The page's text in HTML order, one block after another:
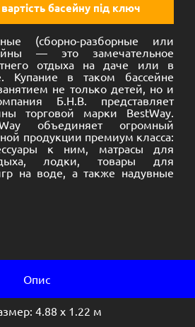
басейну під ключ
(сборно-разборные или
— это замечательное
отдыха на даче или в
Купание в таком бассейне
не только детей, но и
Б.Н.В. представляет
торговой марки BestWay.
объединяет огромный
продукции премиум класса:
к ним, матрасы для
лодки, товары для
на воде, а также надувные
Опис
4.88 х 1.22 м